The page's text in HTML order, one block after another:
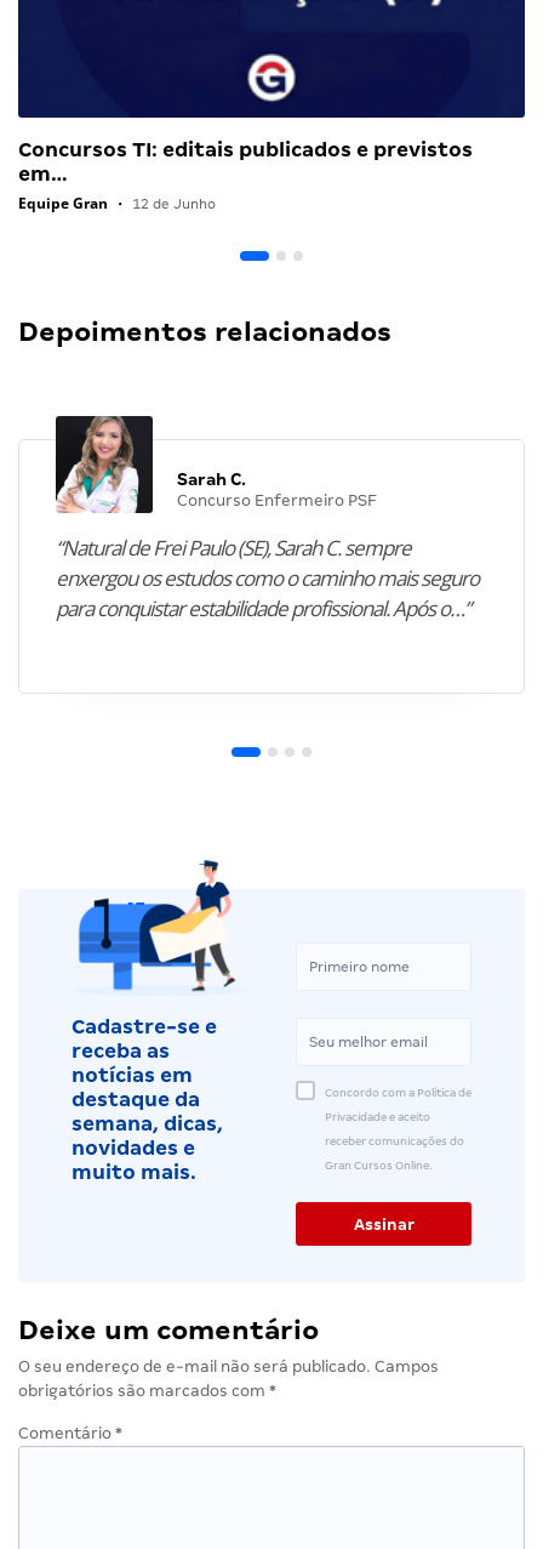
Concursos TI: editais publicados e previstos
em…
Equipe Gran • 12 de Junho
Depoimentos relacionados
Sarah C.
Concurso Enfermeiro PSF
“Natural de Frei Paulo (SE), Sarah C. sempre
enxergou os estudos como o caminho mais seguro
para conquistar estabilidade profissional. Após o…”
Cadastre-se e
receba as
notícias em
destaque da
semana, dicas,
novidades e
muito mais.
Concordo com a Política de
Privacidade e aceito
receber comunicações do
Gran Cursos Online.
Deixe um comentário
O seu endereço de e-mail não será publicado. Campos
obrigatórios são marcados com *
Comentário *